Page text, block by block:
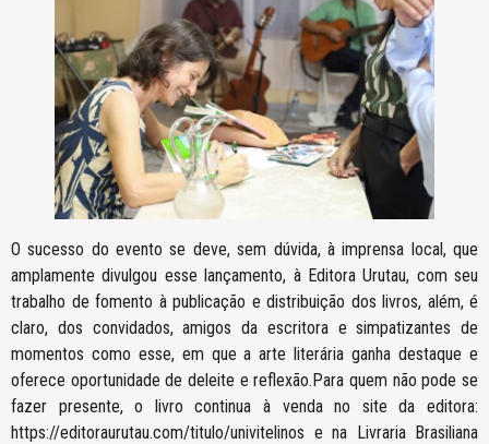
O sucesso do evento se deve, sem dúvida, à imprensa local, que
amplamente divulgou esse lançamento, à Editora Urutau, com seu
trabalho de fomento à publicação e distribuição dos livros, além, é
claro, dos convidados, amigos da escritora e simpatizantes de
momentos como esse, em que a arte literária ganha destaque e
oferece oportunidade de deleite e reflexão.Para quem não pode se
fazer presente, o livro continua à venda no site da editora:
https://editoraurutau.com/titulo/univitelinos e na Livraria Brasiliana